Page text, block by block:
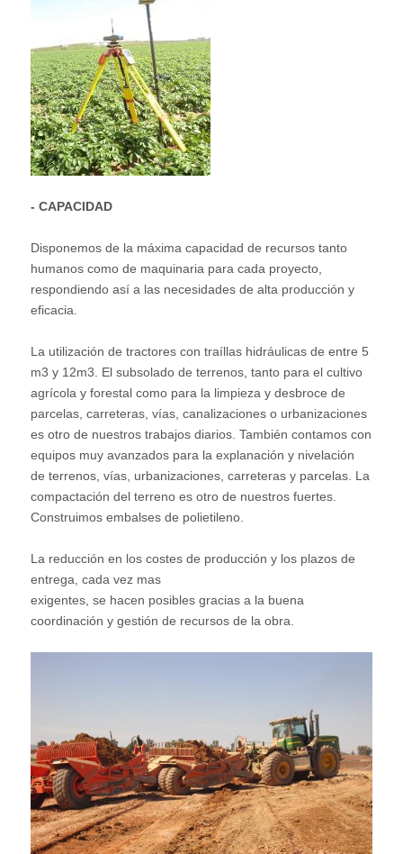
- CAPACIDAD
Disponemos de la máxima capacidad de recursos tanto
humanos como de maquinaria para cada proyecto,
respondiendo así a las necesidades de alta producción y
eficacia.
La utilización de tractores con traíllas hidráulicas de entre 5
m3 y 12m3. El subsolado de terrenos, tanto para el cultivo
agrícola y forestal como para la limpieza y desbroce de
parcelas, carreteras, vías, canalizaciones o urbanizaciones
es otro de nuestros trabajos diarios. También contamos con
equipos muy avanzados para la explanación y nivelación
de terrenos, vías, urbanizaciones, carreteras y parcelas. La
compactación del terreno es otro de nuestros fuertes.
Construimos embalses de polietileno.
La reducción en los costes de producción y los plazos de
entrega, cada vez mas
exigentes, se hacen posibles gracias a la buena
coordinación y gestión de recursos de la obra.